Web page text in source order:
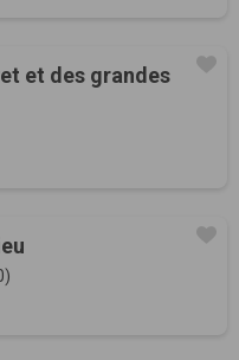
et des grandes